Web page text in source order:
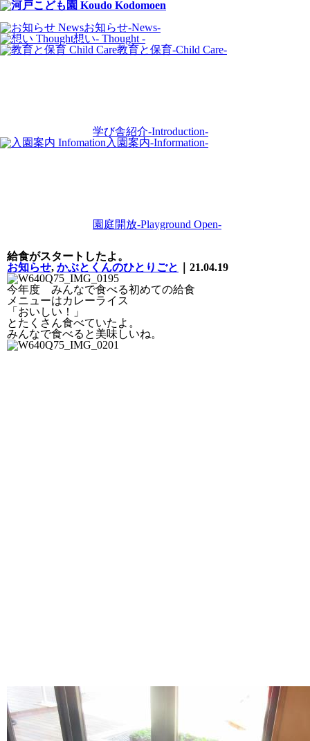
お知らせ-News-
想い- Thought -
教育と保育-Child Care-
学び舎紹介-Introduction-
入園案内-Information-
園庭開放-Playground Open-
給食がスタートしたよ。
お知らせ, かぶとくんのひとりごと
｜21.04.19
今年度 みんなで食べる初めての給食
メニューはカレーライス
「おいしい！」
とたくさん食べていたよ。
みんなで食べると美味しいね。